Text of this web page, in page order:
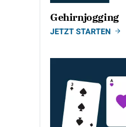
Gehirnjogging
JETZT STARTEN